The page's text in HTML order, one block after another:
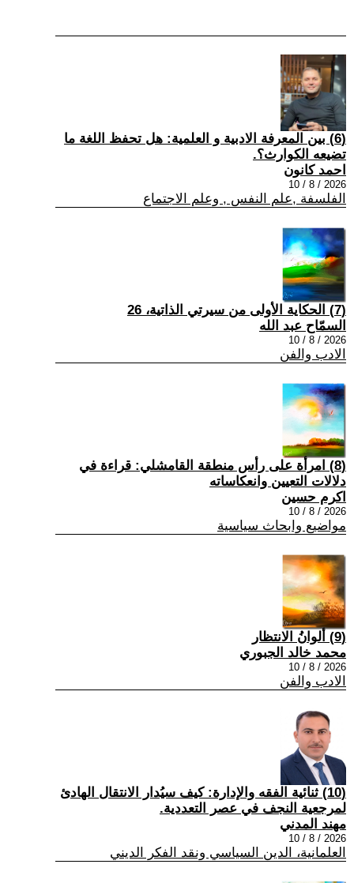
(6) بين المعرفة الادبية و العلمية: هل تحفظ اللغة ما
تضيعه الكوارث؟.
احمد كانون
2026 / 8 / 10
الفلسفة ,علم النفس , وعلم الاجتماع
(7) الحكاية الأولى من سيرتي الذاتية، 26
السمّاح عبد الله
2026 / 8 / 10
الادب والفن
(8) امرأة على رأس منطقة القامشلي: قراءة في
دلالات التعيين وانعكاساته
اكرم حسين
2026 / 8 / 10
مواضيع وابحاث سياسية
(9) ألوانُ الانتظار
محمد خالد الجبوري
2026 / 8 / 10
الادب والفن
(10) ثنائية الفقه والإدارة: كيف سيُدار الانتقال الهادئ
لمرجعية النجف في عصر التعددية.
مهند المدني
2026 / 8 / 10
العلمانية، الدين السياسي ونقد الفكر الديني